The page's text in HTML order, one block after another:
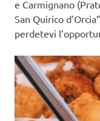
e Carmignano
San Quirico
perdetevi